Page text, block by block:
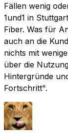
Fällen wenig
1und1 in
Fiber. Was für
auch an die
nichts mit
über die
Hintergründe
Fortschritt".